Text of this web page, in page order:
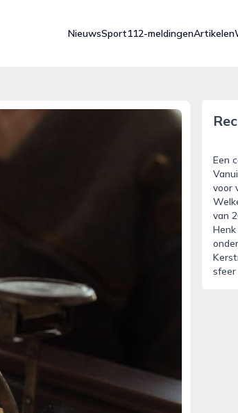
NieuwsSport112-meldingenArtikelen
Een
voor
van
sfeer